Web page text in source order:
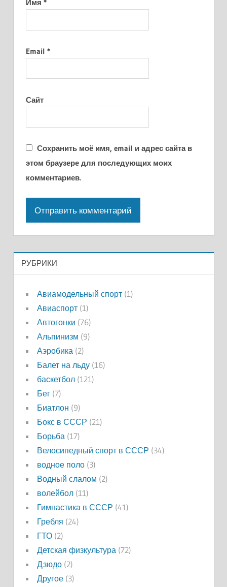
Имя *
Email *
Сайт
Сохранить моё имя, email и адрес сайта в
этом браузере для последующих моих
комментариев.
РУБРИКИ
Авиамодельный спорт(1)
Авиаспорт(1)
Автогонки (76)
Альпинизм (9)
Аэробика(2)
Балет на льду(16)
баскетбол(121)
Бег(7)
Биатлон (9)
Бокс в СССР (21)
Борьба(17)
Велосипедный спорт в СССР (34)
водное поло(3)
Водный слалом (2)
волейбол(11)
Гимнастика в СССР (41)
Гребля (24)
ГТО(2)
Детская физкультура(72)
Дзюдо(2)
Другое(3)